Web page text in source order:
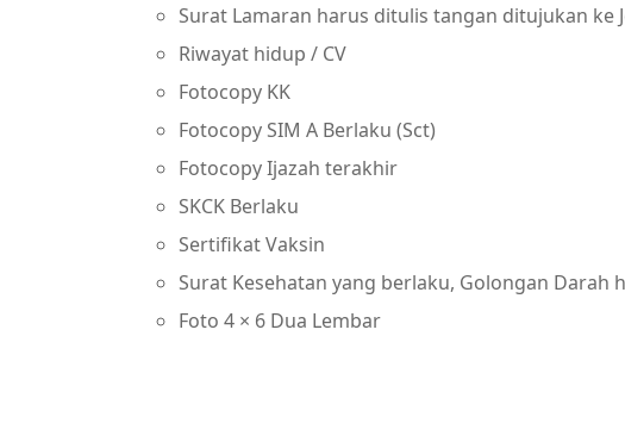
Surat Lamaran harus ditulis tangan ditujukan ke
Riwayat hidup / CV
Fotocopy KK
Fotocopy SIM A Berlaku (Sct)
Fotocopy Ijazah terakhir
SKCK Berlaku
Sertifikat Vaksin
Surat Kesehatan yang berlaku, Golongan Darah
Foto 4 × 6 Dua Lembar